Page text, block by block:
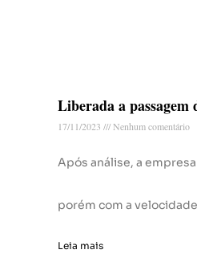
Liberada a
17/11/2023 Nenhum comentário
Após análise, a
porém com a
Leia mais